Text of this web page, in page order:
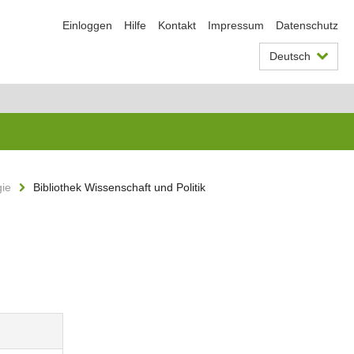
Einloggen Hilfe Kontakt Impressum Datenschutz
Deutsch
Bibliothek Wissenschaft und Politik